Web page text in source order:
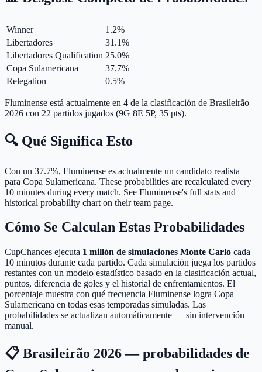
Winner 1.2%
Libertadores
31.1%
Libertadores Qualification 25.0%
Copa Sulamericana
37.7%
Relegation
0.5%
Fluminense está actualmente en 4 de la clasificación de Brasileirão
2026 con 22 partidos jugados (9G 8E 5P, 35 pts).
🔍 Qué Significa Esto
Con un 37.7%, Fluminense es actualmente un candidato realista
para Copa Sulamericana. These probabilities are recalculated every
10 minutes during every match. See Fluminense's full stats and
historical probability chart on their team page.
Cómo Se Calculan Estas Probabilidades
CupChances ejecuta 1 millón de simulaciones Monte Carlo cada
10 minutos durante cada partido. Cada simulación juega los partidos
restantes con un modelo estadístico basado en la clasificación actual,
puntos, diferencia de goles y el historial de enfrentamientos. El
porcentaje muestra con qué frecuencia Fluminense logra Copa
Sulamericana en todas esas temporadas simuladas. Las
probabilidades se actualizan automáticamente — sin intervención
manual.
📋 Brasileirão 2026 — probabilidades de